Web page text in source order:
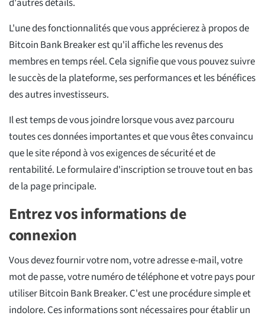
d'autres détails.
L'une des fonctionnalités que vous apprécierez à propos de
Bitcoin Bank Breaker est qu'il affiche les revenus des
membres en temps réel. Cela signifie que vous pouvez suivre
le succès de la plateforme, ses performances et les bénéfices
des autres investisseurs.
Il est temps de vous joindre lorsque vous avez parcouru
toutes ces données importantes et que vous êtes convaincu
que le site répond à vos exigences de sécurité et de
rentabilité. Le formulaire d'inscription se trouve tout en bas
de la page principale.
Entrez vos informations de
connexion
Vous devez fournir votre nom, votre adresse e-mail, votre
mot de passe, votre numéro de téléphone et votre pays pour
utiliser Bitcoin Bank Breaker. C'est une procédure simple et
indolore. Ces informations sont nécessaires pour établir un